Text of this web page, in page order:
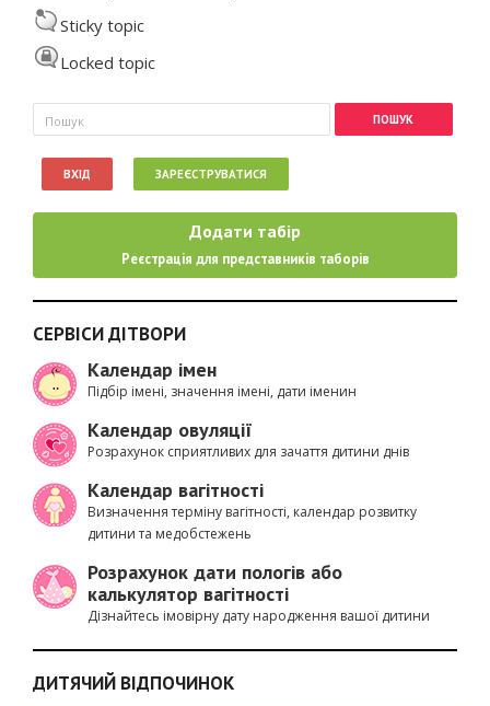
Sticky topic
Locked topic
Пошукова форма
Пошук
ВХІД ЗАРЕЄСТРУВАТИСЯ
Додати табір
Реєстрація для представників таборів
СЕРВІСИ ДІТВОРИ
Календар імен
Підбір імені, значення імені, дати іменин
Календар овуляції
Розрахунок сприятливих для зачаття дитини днів
Календар вагітності
Визначення терміну вагітності, календар розвитку
дитини та медобстежень
Розрахунок дати пологів або
калькулятор вагітності
Дізнайтесь імовірну дату народження вашої дитини
ДИТЯЧИЙ ВІДПОЧИНОК